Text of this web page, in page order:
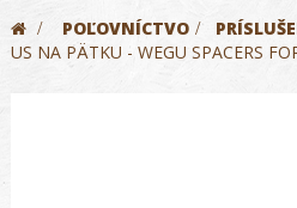
> POĽOVNÍCTVO >
US NA PÄTKU - WEGU SPACERS